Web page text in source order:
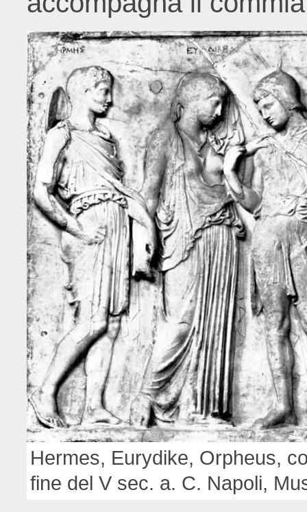
Hermes, Eurydike, Orpheus,
fine del V sec. a. C. Napoli,